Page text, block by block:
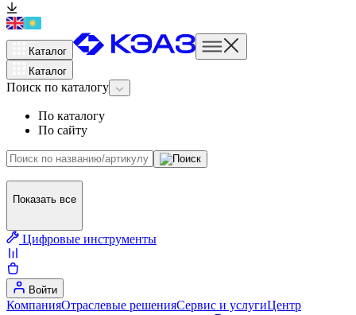
Каталог
Каталог
Поиск по каталогу
По каталогу
По сайту
Показать все
Цифровые инструменты
Войти
КомпанияОтраслевые решенияСервис и услугиЦентр